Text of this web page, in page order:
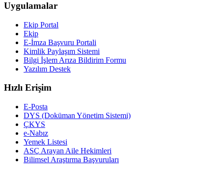
Uygulamalar
Ekip Portal
Ekip
E-İmza Başvuru Portali
Kimlik Paylaşım Sistemi
Bilgi İşlem Arıza Bildirim Formu
Yazılım Destek
Hızlı Erişim
E-Posta
DYS (Doküman Yönetim Sistemi)
ÇKYS
e-Nabız
Yemek Listesi
ASÇ Arayan Aile Hekimleri
Bilimsel Araştırma Başvuruları